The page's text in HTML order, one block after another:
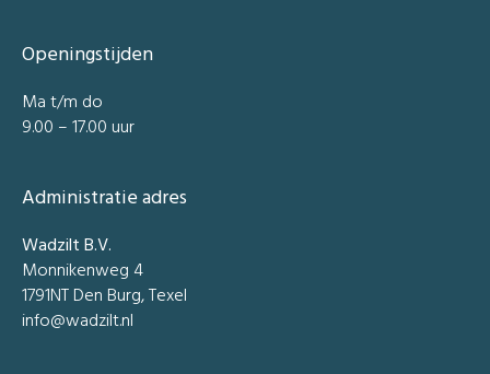
Openingstijden
Ma t/m do
9.00 – 17.00 uur
Administratie adres
Wadzilt B.V.
Monnikenweg 4
1791NT Den Burg, Texel
info@wadzilt.nl